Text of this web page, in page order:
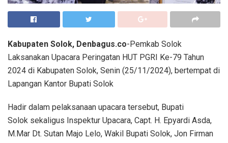
Kabupaten Solok, Denbagus.co-Pemkab Solok
Laksanakan Upacara Peringatan HUT PGRI Ke-79 Tahun
2024 di Kabupaten Solok, Senin (25/11/2024), bertempat di
Lapangan Kantor Bupati Solok
Hadir dalam pelaksanaan upacara tersebut, Bupati
Solok sekaligus Inspektur Upacara, Capt. H. Epyardi Asda,
M.Mar Dt. Sutan Majo Lelo, Wakil Bupati Solok, Jon Firman